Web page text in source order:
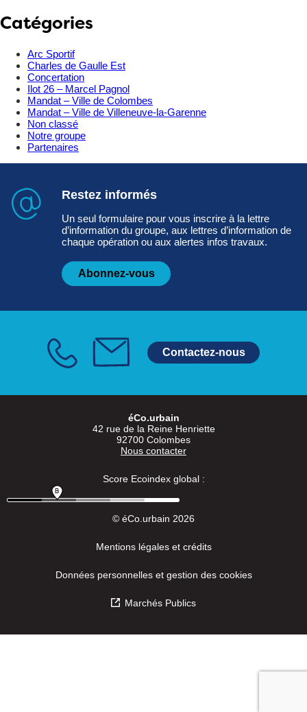
Catégories
Arc Sportif
Charles de Gaulle Est
Concertation
Ilot 26 – Marcel Pagnol
Mandat – Ville de Colombes
Mandat – Ville de Villeneuve-la-Garenne
Non classé
Notre groupe
Partenaires
Restez informés
Un seul formulaire pour vous inscrire à la lettre
d’information du groupe, aux lettres d’information de
chaque opération ou aux alertes infos travaux.
Abonnez-vous
Contactez-nous
éCo.urbain
42 rue de la Reine Henriette
92700 Colombes
Nous contacter
Score Ecoindex global :
© éCo.urbain 2026
Mentions légales et crédits
Données personnelles et gestion des cookies
Marchés Publics